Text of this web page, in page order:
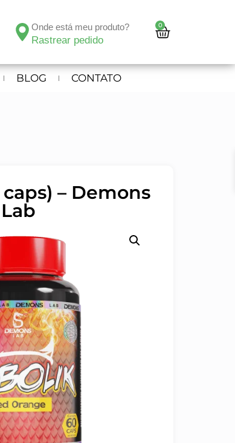
Onde está meu produto?
Rastrear pedido
0
BLOG CONTATO
– Demons
Lab